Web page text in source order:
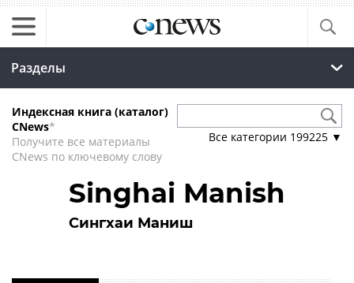
Разделы
Индексная книга (каталог)
CNews*
Получите все материалы
CNews по ключевому слову
Все категории 199225 ▼
Singhai Manish
Сингхаи Маниш